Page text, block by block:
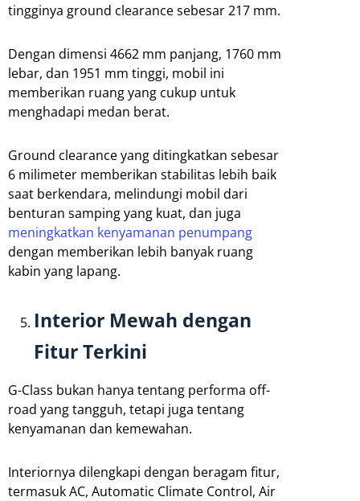
tingginya ground clearance sebesar 217 mm.
Dengan dimensi 4662 mm panjang, 1760 mm
lebar, dan 1951 mm tinggi, mobil ini
memberikan ruang yang cukup untuk
menghadapi medan berat.
Ground clearance yang ditingkatkan sebesar
6 milimeter memberikan stabilitas lebih baik
saat berkendara, melindungi mobil dari
benturan samping yang kuat, dan juga
meningkatkan kenyamanan penumpang
dengan memberikan lebih banyak ruang
kabin yang lapang.
Interior Mewah dengan
Fitur Terkini
G-Class bukan hanya tentang performa off-
road yang tangguh, tetapi juga tentang
kenyamanan dan kemewahan.
Interiornya dilengkapi dengan beragam fitur,
termasuk AC, Automatic Climate Control, Air